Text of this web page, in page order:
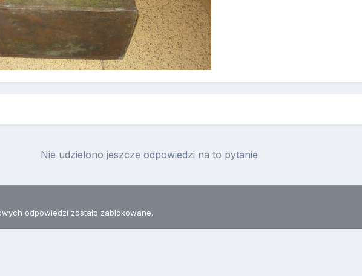
Nie udzielono jeszcze odpowiedzi na to pytanie
odpowiedzi zostało zablokowane.